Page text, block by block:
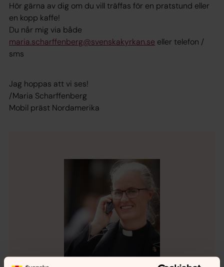
Hör gärna av dig om du vill träffas för en pratstund eller
en kopp kaffe!
Du når mig via både
maria.scharffenberg@svenskakyrkan.se eller telefon /
sms
Jag hoppas att vi ses!
/Maria Scharffenberg
Mobil präst Nordamerika